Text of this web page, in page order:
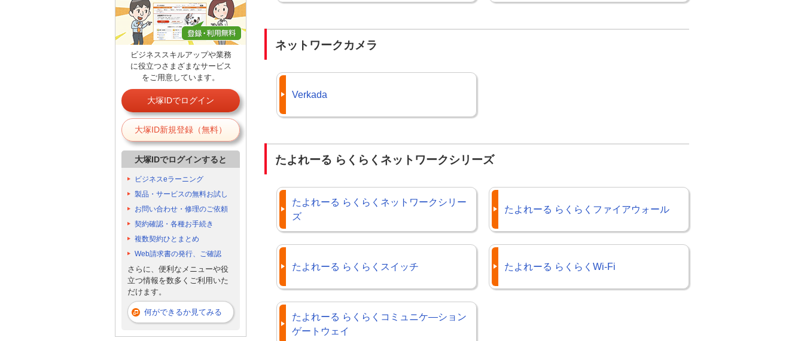
ネットワークカメラ
Verkada
たよれーる らくらくネットワークシリーズ
たよれーる らくらくネットワークシリー
ズ
たよれーる らくらくファイアウォール
たよれーる らくらくスイッチ たよれーる らくらくWi-Fi
たよれーる らくらくコミュニケ―ション
ゲートウェイ
ビジネススキルアップや業務
に役立つさまざまなサービス
をご用意しています。
大塚IDでログイン
大塚ID新規登録（無料）
大塚IDでログインすると
ビジネスeラーニング
製品・サービスの無料お試し
お問い合わせ・修理のご依頼
契約確認・各種お手続き
複数契約ひとまとめ
Web請求書の発行、ご確認
さらに、便利なメニューや役
立つ情報を数多くご利用いた
だけます。
何ができるか見てみる